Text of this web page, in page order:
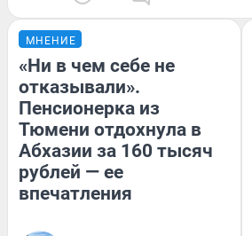
МНЕНИЕ
«Ни в чем себе не
отказывали».
Пенсионерка из
Тюмени отдохнула в
Абхазии за 160 тысяч
рублей — ее
впечатления